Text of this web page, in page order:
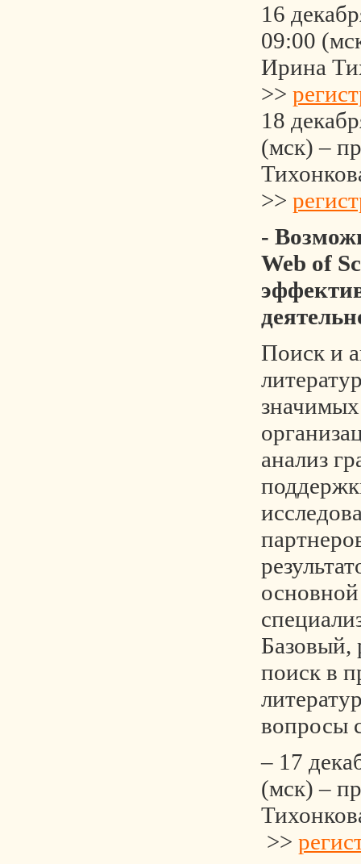
16
09:00
Ирина
>>
18
(мск) –
>>
-
Web of
Поиск и
анализ
поиск в
вопросы
– 17
(мск) –
>>